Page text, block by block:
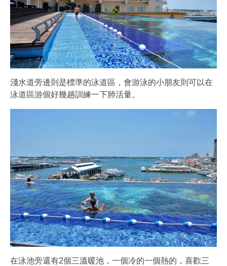
淺水道旁邊則是標準的泳道區，會游泳的小朋友則可以在
泳道區游個好幾趟訓練一下肺活量。
在泳池旁還有2個三溫暖池，一個冷的一個熱的，喜歡三